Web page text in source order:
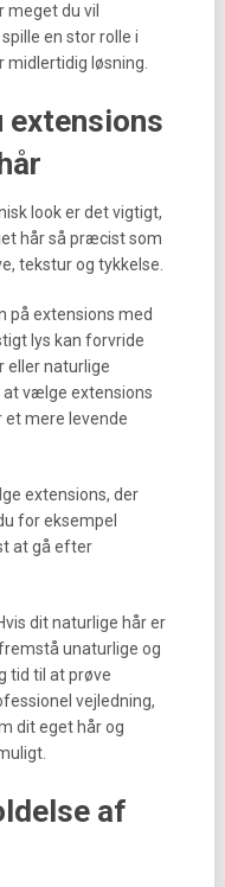
meget du vil
en stor rolle i
løsning.
extensions
look er det vigtigt,
hår så præcist som
tekstur og tykkelse.
på extensions med
lys kan forvride
eller naturlige
vælge extensions
mere levende
extensions, der
for eksempel
at gå efter
dit naturlige hår er
unaturlige og
tid til at prøve
vejledning,
dit eget hår og
af